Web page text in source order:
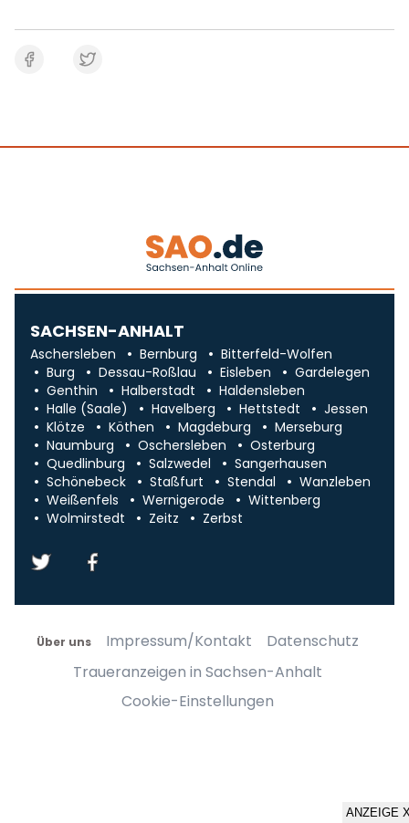
SACHSEN-ANHALT
Aschersleben Bernburg
Bitterfeld-Wolfen
Burg
Dessau-Roßlau Eisleben
Gardelegen
Genthin
Halberstadt
Haldensleben
Halle (Saale)
Havelberg Hettstedt
Jessen
Klötze
Köthen Magdeburg
Merseburg
Naumburg
Oschersleben
Osterburg
Quedlinburg
Salzwedel
Sangerhausen
Schönebeck
Staßfurt Stendal
Wanzleben
Weißenfels
Wernigerode
Wittenberg
Wolmirstedt
Zeitz Zerbst
Über uns Impressum/Kontakt
Datenschutz
Traueranzeigen in Sachsen-Anhalt
Cookie-Einstellungen
ANZEIGE